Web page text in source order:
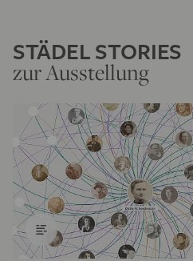
STÄDEL STORIES
zur Ausstellung